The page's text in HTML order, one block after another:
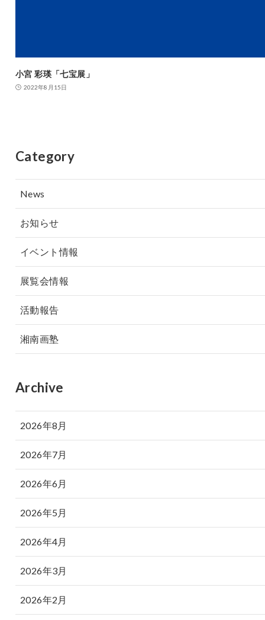
小宮 彩瑛「七宝展」
2022年8月15日
Category
News
お知らせ
イベント情報
展覧会情報
活動報告
湘南画塾
Archive
2026年8月
2026年7月
2026年6月
2026年5月
2026年4月
2026年3月
2026年2月